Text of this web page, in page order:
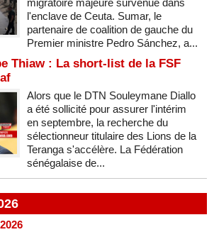
l'enclave de Ceuta. Sumar, le
partenaire de coalition de gauche du
Premier ministre Pedro Sánchez, a...
Thiaw : La short-list de la FSF
Alors que le DTN Souleymane Diallo
a été sollicité pour assurer l'intérim
en septembre, la recherche du
sélectionneur titulaire des Lions de la
Teranga s'accélère. La Fédération
sénégalaise de...